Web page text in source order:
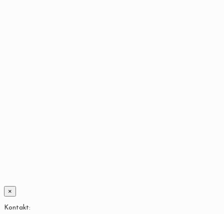
×
Kontakt: